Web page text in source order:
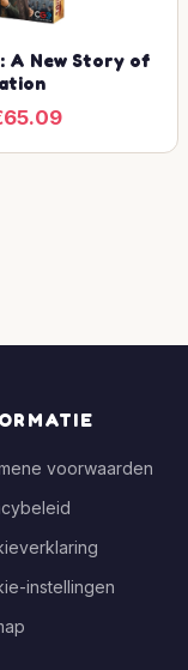
A New Story of
voorwaarden
instellingen